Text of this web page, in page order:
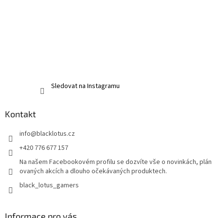
Sledovat na Instagramu
Kontakt
info@blacklotus.cz
+420 776 677 157
Na našem Facebookovém profilu se dozvíte vše o novinkách, plán
ovaných akcích a dlouho očekávaných produktech.
black_lotus_gamers